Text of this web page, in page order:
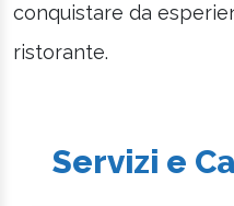
conquistare da
ristorante.
Servizi e